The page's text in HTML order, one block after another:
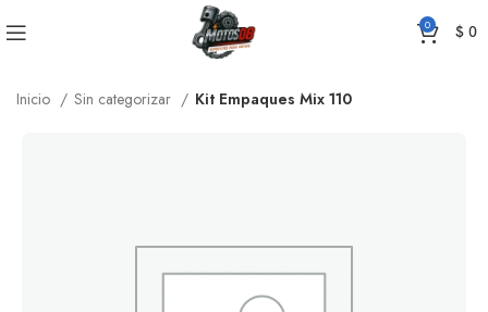
0 $0
Inicio Sin categorizar Kit Empaques Mix 110